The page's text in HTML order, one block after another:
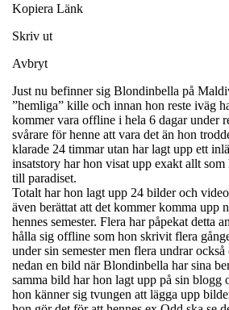
Kopiera Länk
Skriv ut
Avbryt
Just nu befinner sig Blondinbella på
”hemliga” kille och innan hon reste iväg
kommer vara offline i hela 6 dagar under
svårare för henne att vara det än hon
klarade 24 timmar utan har lagt upp ett
insatstory har hon visat upp exakt allt som
till paradiset.
Totalt har hon lagt upp 24 bilder och
även berättat att det kommer komma upp
hennes semester. Flera har påpekat detta
hålla sig offline som hon skrivit flera
under sin semester men flera undrar
nedan en bild när Blondinbella har sina
samma bild har hon lagt upp på sin blogg
hon känner sig tvungen att lägga upp